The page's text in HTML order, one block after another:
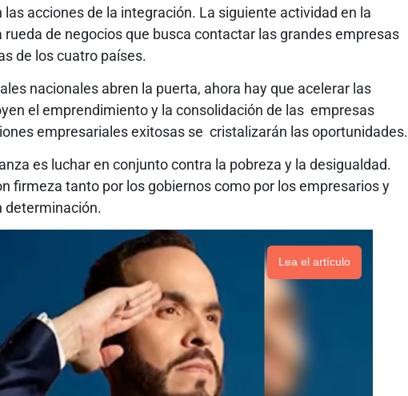
acciones de la integración. La siguiente actividad en la
rueda de negocios que busca contactar las grandes empresas
de los cuatro países.
nacionales abren la puerta, ahora hay que acelerar las
el emprendimiento y la consolidación de las empresas
empresariales exitosas se cristalizarán las oportunidades.
es luchar en conjunto contra la pobreza y la desigualdad.
firmeza tanto por los gobiernos como por los empresarios y
determinación.
Lea el artículo